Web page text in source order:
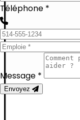
Téléphone *
Message *
Envoyez